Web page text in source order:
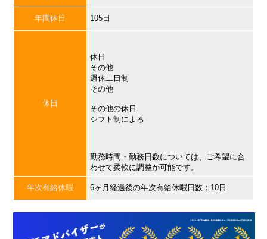
年間休日 105日
休日
休日
その他
週休二日制
その他
その他の休日
シフト制による
勤務時間・勤務日数については、ご希望に合
わせて柔軟に調整が可能です。
年次有給休暇 6ヶ月経過後の年次有給休暇日数：10日